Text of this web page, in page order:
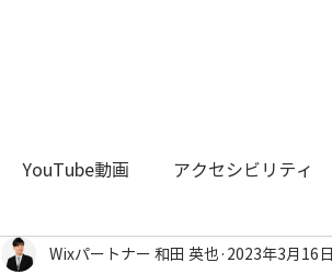
YouTube動画 アクセシビリティ
Wixパートナー 和田 英也 2023年3月16日